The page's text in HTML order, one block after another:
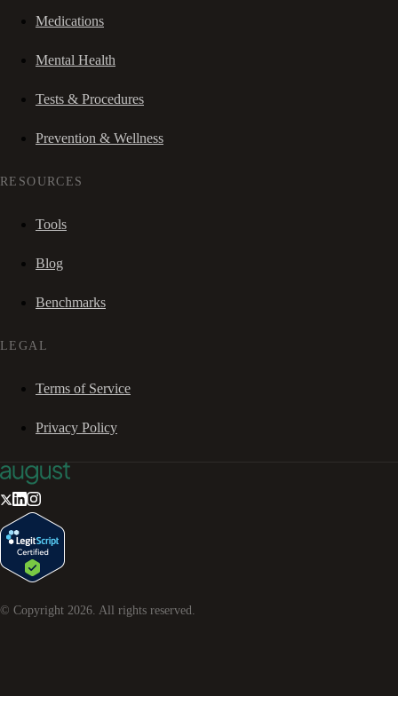
Medications
Mental Health
Tests & Procedures
Prevention & Wellness
RESOURCES
Tools
Blog
Benchmarks
LEGAL
Terms of Service
Privacy Policy
© Copyright 2026 . All rights reserved.